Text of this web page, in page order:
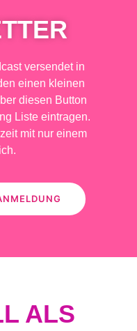
versendet in
einen kleinen
diesen Button
Liste eintragen.
mit nur einem
ALS